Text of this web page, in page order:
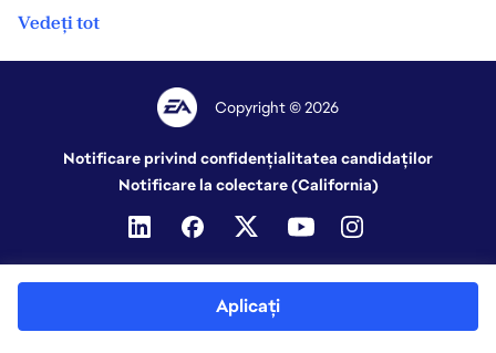
Aplicați
Vedeți tot
Copyright © 2026
Notificare privind confidențialitatea candidaților
Notificare la colectare (California)